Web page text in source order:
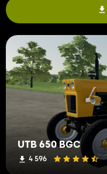
UTB 650 BGC
4 596